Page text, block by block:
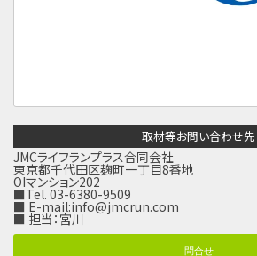
取材等お問い合わせ先
JMCライフランプラス合同会社
東京都千代田区麹町一丁目8番地
OIマンション202
■Tel. 03-6380-9509
■ E-mail:info@jmcrun.com
■ 担当：宮川
問合せ